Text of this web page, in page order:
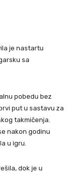
je nastartu
sa
pobedu bez
put u sastavu za
takmičenja.
nakon godinu
u igru.
dok je u